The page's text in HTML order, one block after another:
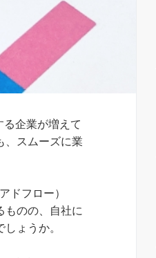
企業が増えて
、スムーズに業
ドフロー）
ものの、自社に
ょうか。